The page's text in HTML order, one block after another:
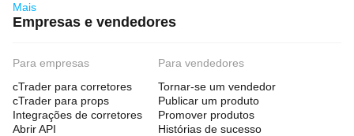
Mais
Empresas e vendedores
Para empresas
cTrader para corretores
cTrader para props
Integrações de corretores
Abrir API
Para vendedores
Tornar-se um vendedor
Publicar um produto
Promover produtos
Histórias de sucesso